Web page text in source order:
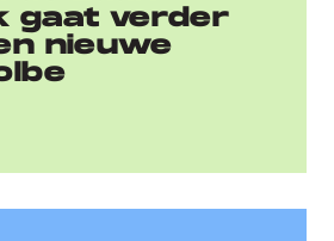
gaat verder
nieuwe